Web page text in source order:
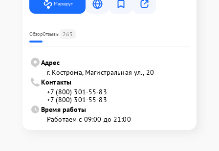
Маршрут
ОбзорОтзывы 265
Адрес
г. Кострома, Магистральная ул., 20
Контакты
+7 (800) 301-55-83
+7 (800) 301-55-83
Время работы
Работаем с 09:00 до 21:00